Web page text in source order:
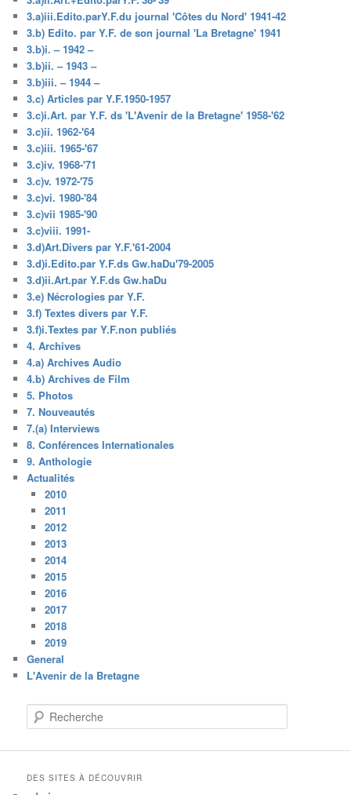
3.a)iii.Edito.parY.F.du journal 'Côtes du Nord' 1941-42
3.b) Edito. par Y.F. de son journal 'La Bretagne' 1941
3.b)i. – 1942 –
3.b)ii. – 1943 –
3.b)iii. – 1944 –
3.c) Articles par Y.F.1950-1957
3.c)i.Art. par Y.F. ds 'L'Avenir de la Bretagne' 1958-'62
3.c)ii. 1962-'64
3.c)iii. 1965-'67
3.c)iv. 1968-'71
3.c)v. 1972-'75
3.c)vi. 1980-'84
3.c)vii 1985-'90
3.c)viii. 1991-
3.d)Art.Divers par Y.F.'61-2004
3.d)i.Edito.par Y.F.ds Gw.haDu'79-2005
3.d)ii.Art.par Y.F.ds Gw.haDu
3.e) Nécrologies par Y.F.
3.f) Textes divers par Y.F.
3.f)i.Textes par Y.F.non publiés
4. Archives
4.a) Archives Audio
4.b) Archives de Film
5. Photos
7. Nouveautés
7.(a) Interviews
8. Conférences Internationales
9. Anthologie
Actualités
2010
2011
2012
2013
2014
2015
2016
2017
2018
2019
General
L'Avenir de la Bretagne
e
DES SITES À DÉCOUVRIR